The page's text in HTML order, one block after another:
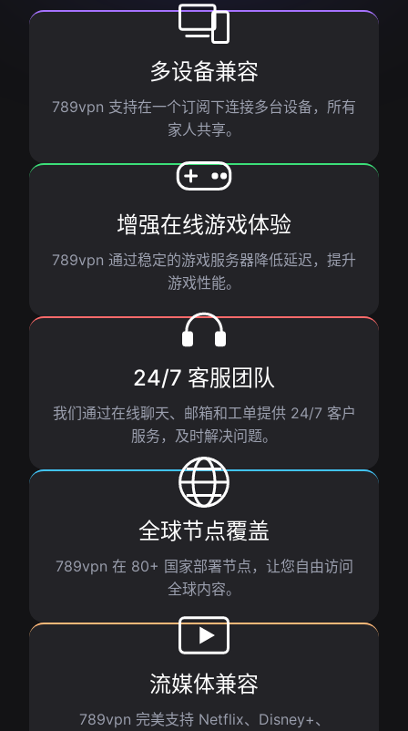
多设备兼容
789vpn 支持在一个订阅下连接多台设备，所有
家人共享。
增强在线游戏体验
789vpn 通过稳定的游戏服务器降低延迟，提升
游戏性能。
24/7 客服团队
我们通过在线聊天、邮箱和工单提供 24/7 客户
服务，及时解决问题。
全球节点覆盖
789vpn 在 80+ 国家部署节点，让您自由访问
全球内容。
流媒体兼容
789vpn 完美支持 Netflix、Disney+、